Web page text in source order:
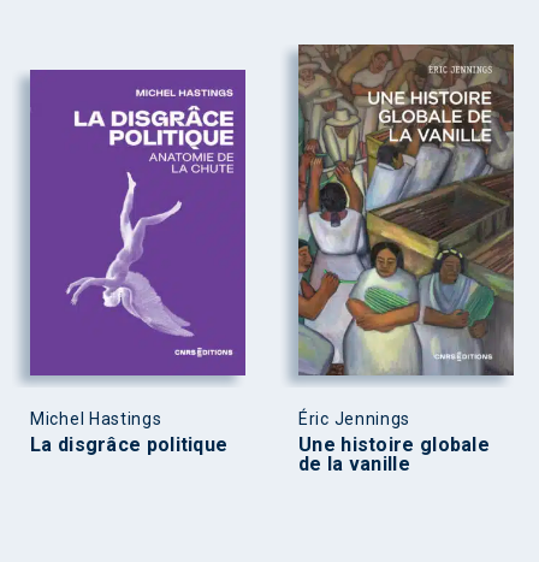
Michel Hastings
La disgrâce politique
Éric Jennings
Une histoire globale
de la vanille